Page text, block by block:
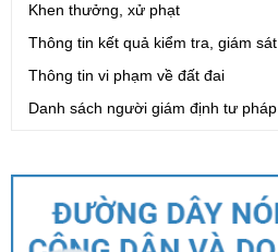
Khen thưởng, xử phạt
Thông tin kết quả kiểm tra, giám sát
Thông tin vi phạm về đất đai
Danh sách người giám định tư pháp